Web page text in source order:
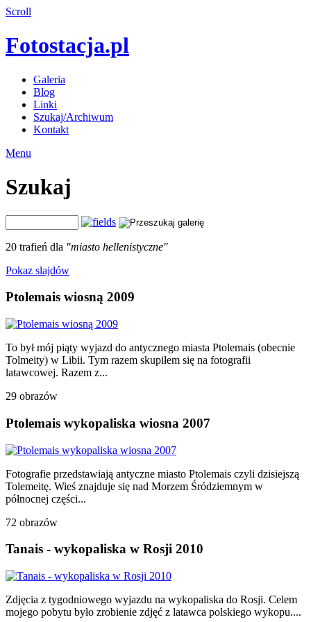
Scroll
Fotostacja.pl
Galeria
Blog
Linki
Szukaj/Archiwum
Kontakt
Menu
Szukaj
20 trafień dla "miasto hellenistyczne"
Pokaz slajdów
Ptolemais wiosną 2009
To był mój piąty wyjazd do antycznego miasta Ptolemais (obecnie
Tolmeity) w Libii. Tym razem skupiłem się na fotografii
latawcowej. Razem z...
29 obrazów
Ptolemais wykopaliska wiosna 2007
Fotografie przedstawiają antyczne miasto Ptolemais czyli dzisiejszą
Tolemeitę. Wieś znajduje się nad Morzem Śródziemnym w
północnej części...
72 obrazów
Tanais - wykopaliska w Rosji 2010
Zdjęcia z tygodniowego wyjazdu na wykopaliska do Rosji. Celem
mojego pobytu było zrobienie zdjęć z latawca polskiego wykopu....